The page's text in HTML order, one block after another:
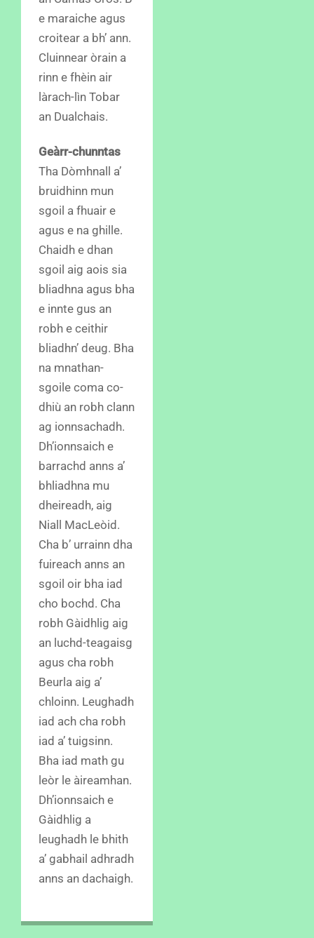
e maraiche agus
croitear a bh’ ann.
Cluinnear òrain a
rinn e fhèin air
làrach-lìn Tobar
an Dualchais.
Geàrr-chunntas
Tha Dòmhnall a’
bruidhinn mun
sgoil a fhuair e
agus e na ghille.
Chaidh e dhan
sgoil aig aois sia
bliadhna agus bha
e innte gus an
robh e ceithir
bliadhn’ deug. Bha
na mnathan-
sgoile coma co-
dhiù an robh clann
ag ionnsachadh.
Dh’ionnsaich e
barrachd anns a’
bhliadhna mu
dheireadh, aig
Niall MacLeòid.
Cha b’ urrainn dha
fuireach anns an
sgoil oir bha iad
cho bochd. Cha
robh Gàidhlig aig
an luchd-teagaisg
agus cha robh
Beurla aig a’
chloinn. Leughadh
iad ach cha robh
iad a’ tuigsinn.
Bha iad math gu
leòr le àireamhan.
Dh’ionnsaich e
Gàidhlig a
leughadh le bhith
a’ gabhail adhradh
anns an dachaigh.